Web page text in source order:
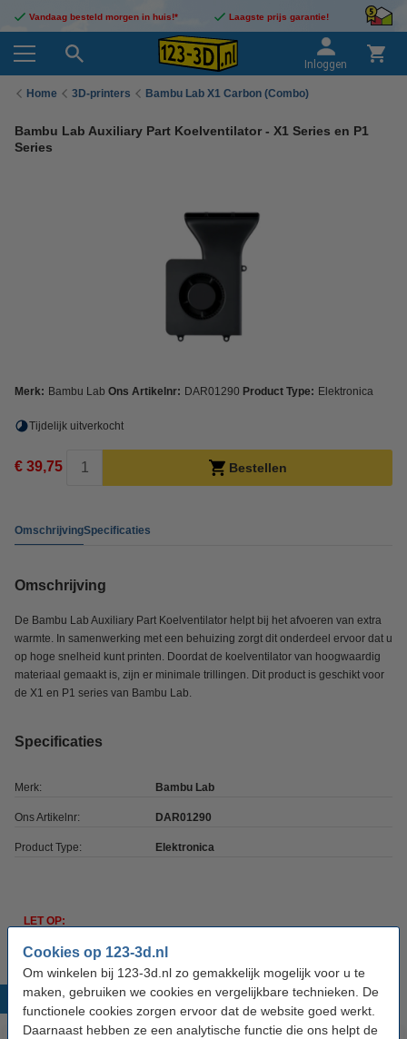
Cookies op 123-3d.nl
Om winkelen bij 123-3d.nl zo gemakkelijk mogelijk voor u te
maken, gebruiken we cookies en vergelijkbare technieken. De
functionele cookies zorgen ervoor dat de website goed werkt.
Daarnaast hebben ze een analytische functie die ons helpt de
Vandaag besteld morgen in huis!* Laagste prijs garantie!
Inloggen
Home 3D-printers Bambu Lab X1 Carbon (Combo)
Bambu Lab Auxiliary Part Koelventilator - X1 Series en P1
Series
Merk: Bambu Lab Ons Artikelnr: DAR01290 Product Type: Elektronica
Tijdelijk uitverkocht
€ 39,75 Bestellen
OmschrijvingSpecificaties
Omschrijving
De Bambu Lab Auxiliary Part Koelventilator helpt bij het afvoeren van extra
warmte. In samenwerking met een behuizing zorgt dit onderdeel ervoor dat u
op hoge snelheid kunt printen. Doordat de koelventilator van hoogwaardig
materiaal gemaakt is, zijn er minimale trillingen. Dit product is geschikt voor
de X1 en P1 series van Bambu Lab.
Specificaties
Merk: Bambu Lab
Ons Artikelnr: DAR01290
Product Type: Elektronica
LET OP:
Populaire producten